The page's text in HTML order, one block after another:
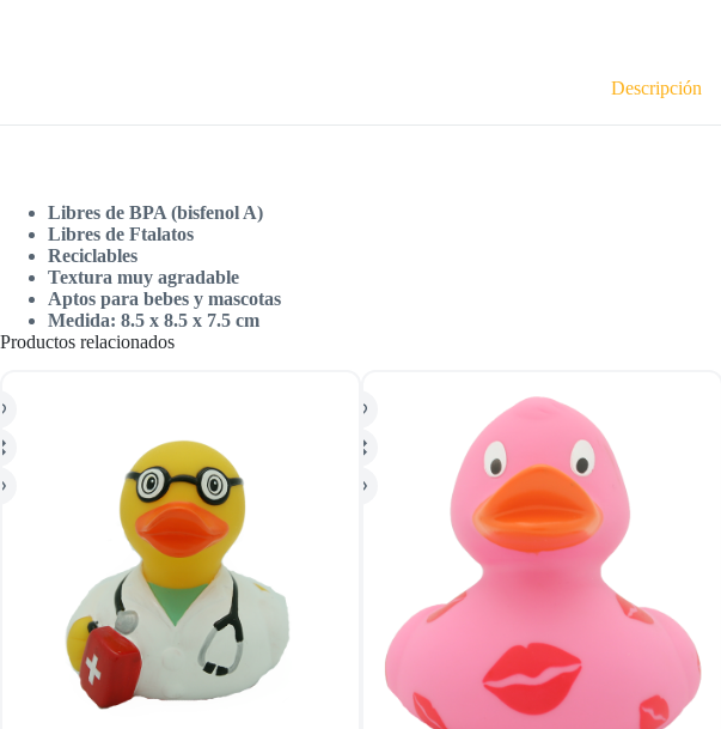
Descripción
Libres de BPA (bisfenol A)
Libres de Ftalatos
Reciclables
Textura muy agradable
Aptos para bebes y mascotas
Medida: 8.5 x 8.5 x 7.5 cm
Productos relacionados